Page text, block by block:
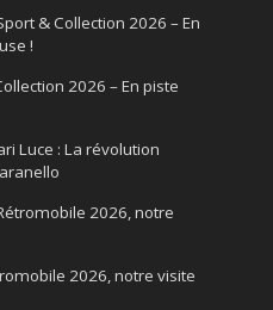
& Collection 2026 – En
!
2026 – En piste
Luce : La révolution
2026, notre
2026, notre visite